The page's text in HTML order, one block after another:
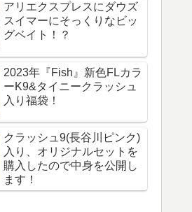
アリエクスプレスにダウズ
スイマーにそっくりなビッ
グベイト！？
2023年『Fish』新色FLカラ
ーK9&タイニークラッシュ
入り福袋！
クラッシュ9(長谷川ピンク)
入り、オリジナルセットを
購入したので中身を公開し
ます！